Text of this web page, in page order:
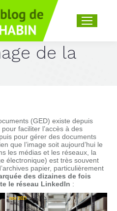
Recherche
de la
(GED) existe depuis
faciliter l’accès à des
pour gérer des documents
que l’image soit aujourd’hui le
les médias et les réseaux, la
électronique) est très souvent
papier, particulièrement
des dizaines de fois
le réseau LinkedIn :